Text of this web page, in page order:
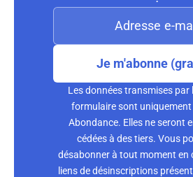
Je m'abonne
Les données transmises par
formulaire sont uniquement
Abondance. Elles ne seront
cédées à des tiers. Vous
désabonner à tout moment en
liens de désinscriptions